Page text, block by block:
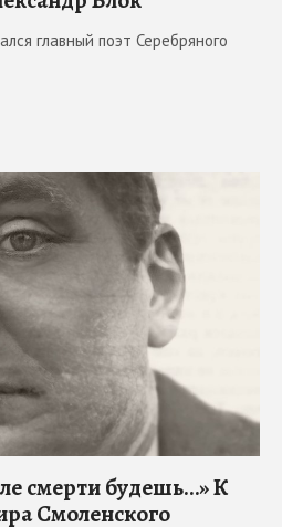
главный поэт Серебряного
смерти будешь…» К
Смоленского